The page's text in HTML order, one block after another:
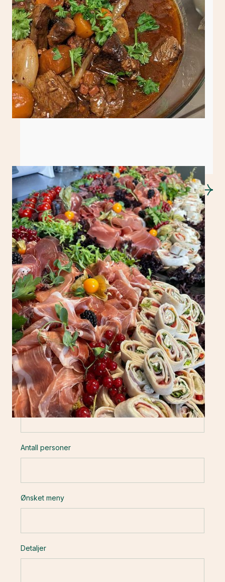
Konfirmasjonsmeny
Send oss en
forespørsel
Navn
E-postadresse
Telefon
Antall personer
Ønsket meny
Detaljer